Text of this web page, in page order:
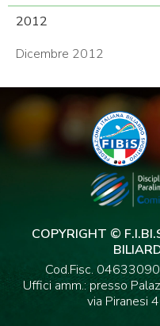
2012
Dicembre 2012
COPYRIGHT ©
Cod.Fisc.
Uffici amm.: presso
via Piranesi